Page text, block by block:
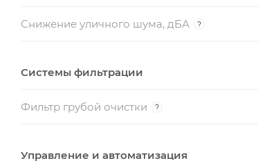
Снижение уличного шума, дБА ?
Системы фильтрации
Фильтр грубой очистки ?
Управление и автоматизация